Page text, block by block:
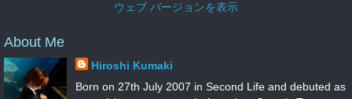
ウェブ バージョンを表示
About Me
Hiroshi Kumaki
Born on 27th July 2007 in Second Life and debuted as